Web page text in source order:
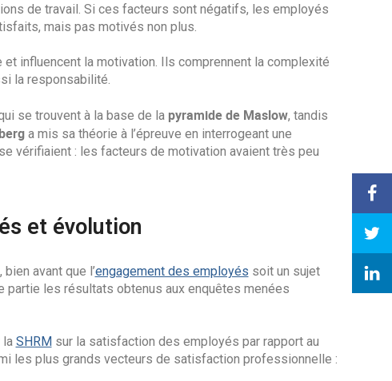
de travail. Si ces facteurs sont négatifs, les employés
mais pas motivés non plus.
influencent la motivation. Ils comprennent la complexité
la responsabilité.
se trouvent à la base de la pyramide de Maslow, tandis
a mis sa théorie à l’épreuve en interrogeant une
vérifiaient : les facteurs de motivation avaient très peu
et évolution
avant que l’engagement des employés soit un sujet
partie les résultats obtenus aux enquêtes menées
SHRMsur la satisfaction des employés par rapport au
les plus grands vecteurs de satisfaction professionnelle :